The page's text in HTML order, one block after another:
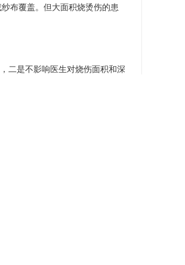
布覆盖。但大面积烧烫伤的患
二是不影响医生对烧伤面积和深